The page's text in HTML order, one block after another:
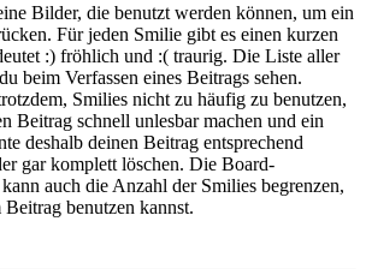
Bilder, die benutzt werden können, um ein
Für jeden Smilie gibt es einen kurzen
:) fröhlich und :( traurig. Die Liste aller
beim Verfassen eines Beitrags sehen.
Smilies nicht zu häufig zu benutzen,
Beitrag schnell unlesbar machen und ein
deshalb deinen Beitrag entsprechend
gar komplett löschen. Die Board-
auch die Anzahl der Smilies begrenzen,
benutzen kannst.